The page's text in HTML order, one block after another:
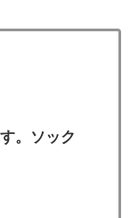
。ソック